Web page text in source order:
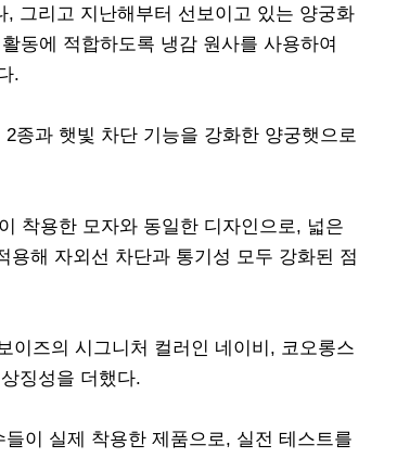
그리고 지난해부터 선보이고 있는 양궁화
동에 적합하도록 냉감 원사를 사용하여
.
종과 햇빛 차단 기능을 강화한 양궁햇으로
착용한 모자와 동일한 디자인으로, 넓은
해 자외선 차단과 통기성 모두 강화된 점
이즈의 시그니처 컬러인 네이비, 코오롱스
징성을 더했다.
들이 실제 착용한 제품으로, 실전 테스트를